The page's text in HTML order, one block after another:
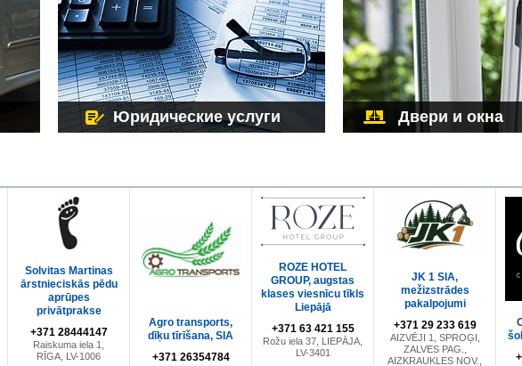
Юридические услуги Двери и окна
Solvitas Martinas
ārstnieciskās pēdu
aprūpes
privātprakse
+371 28444147
Raiskuma iela 1,
RĪGA, LV-1006
Agro transports,
dīķu tīrīšana, SIA
+371 26354784
ROZE HOTEL
GROUP, augstas
klases viesnīcu tīkls
Liepājā
+371 63 421 155
Rožu iela 37, LIEPĀJA,
LV-3401
JK 1 SIA,
mežizstrādes
pakalpojumi
+371 29 233 619
AIZVĒJI 1, SPROĢI,
ZALVES PAG.,
AIZKRAUKLES NOV.,